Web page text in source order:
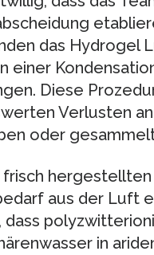
das Hydrogel
einer
Diese
Verlusten
oder
aus der Luft
dass
in